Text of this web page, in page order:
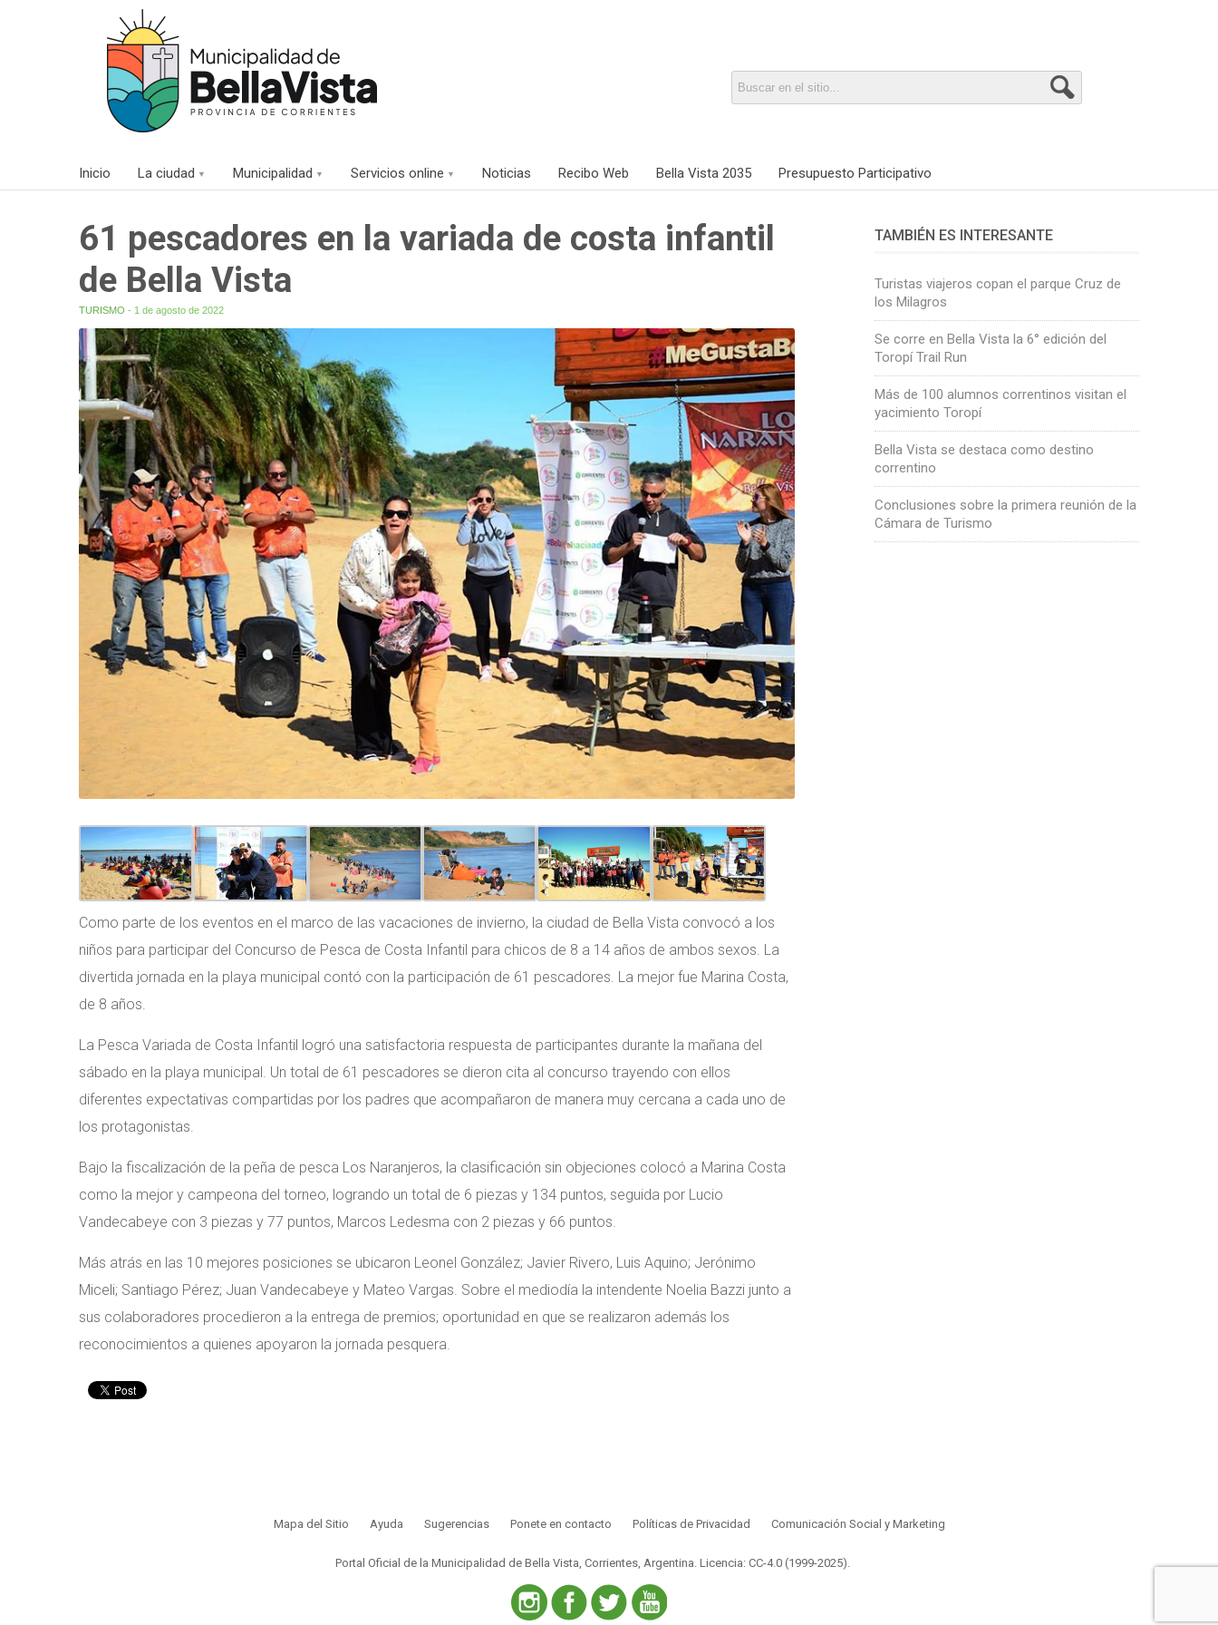
Inicio La ciudad Municipalidad Servicios online Noticias Recibo Web Bella Vista 2035 Presupuesto Participativo
61 pescadores en la variada de costa infantil
de Bella Vista
TURISMO - 1 de agosto de 2022
Como parte de los eventos en el marco de las vacaciones de invierno, la ciudad de Bella Vista convocó a los
niños para participar del Concurso de Pesca de Costa Infantil para chicos de 8 a 14 años de ambos sexos. La
divertida jornada en la playa municipal contó con la participación de 61 pescadores. La mejor fue Marina Costa,
de 8 años.
La Pesca Variada de Costa Infantil logró una satisfactoria respuesta de participantes durante la mañana del
sábado en la playa municipal. Un total de 61 pescadores se dieron cita al concurso trayendo con ellos
diferentes expectativas compartidas por los padres que acompañaron de manera muy cercana a cada uno de
los protagonistas.
Bajo la fiscalización de la peña de pesca Los Naranjeros, la clasificación sin objeciones colocó a Marina Costa
como la mejor y campeona del torneo, logrando un total de 6 piezas y 134 puntos, seguida por Lucio
Vandecabeye con 3 piezas y 77 puntos, Marcos Ledesma con 2 piezas y 66 puntos.
Más atrás en las 10 mejores posiciones se ubicaron Leonel González; Javier Rivero, Luis Aquino; Jerónimo
Miceli; Santiago Pérez; Juan Vandecabeye y Mateo Vargas. Sobre el mediodía la intendente Noelia Bazzi junto a
sus colaboradores procedieron a la entrega de premios; oportunidad en que se realizaron además los
reconocimientos a quienes apoyaron la jornada pesquera.
TAMBIÉN ES INTERESANTE
Turistas viajeros copan el parque Cruz de
los Milagros
Se corre en Bella Vista la 6° edición del
Toropí Trail Run
Más de 100 alumnos correntinos visitan el
yacimiento Toropí
Bella Vista se destaca como destino
correntino
Conclusiones sobre la primera reunión de la
Cámara de Turismo
Mapa del Sitio Ayuda Sugerencias Ponete en contacto Políticas de Privacidad Comunicación Social y Marketing
Portal Oficial de la Municipalidad de Bella Vista, Corrientes, Argentina.Licencia: CC-4.0 (1999-2025).